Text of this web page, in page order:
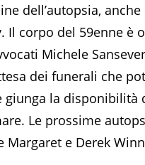
dell’autopsia,
Il corpo del 59enne è
Michele
dei funerali che
la disponibilità
Le prossime
e Derek